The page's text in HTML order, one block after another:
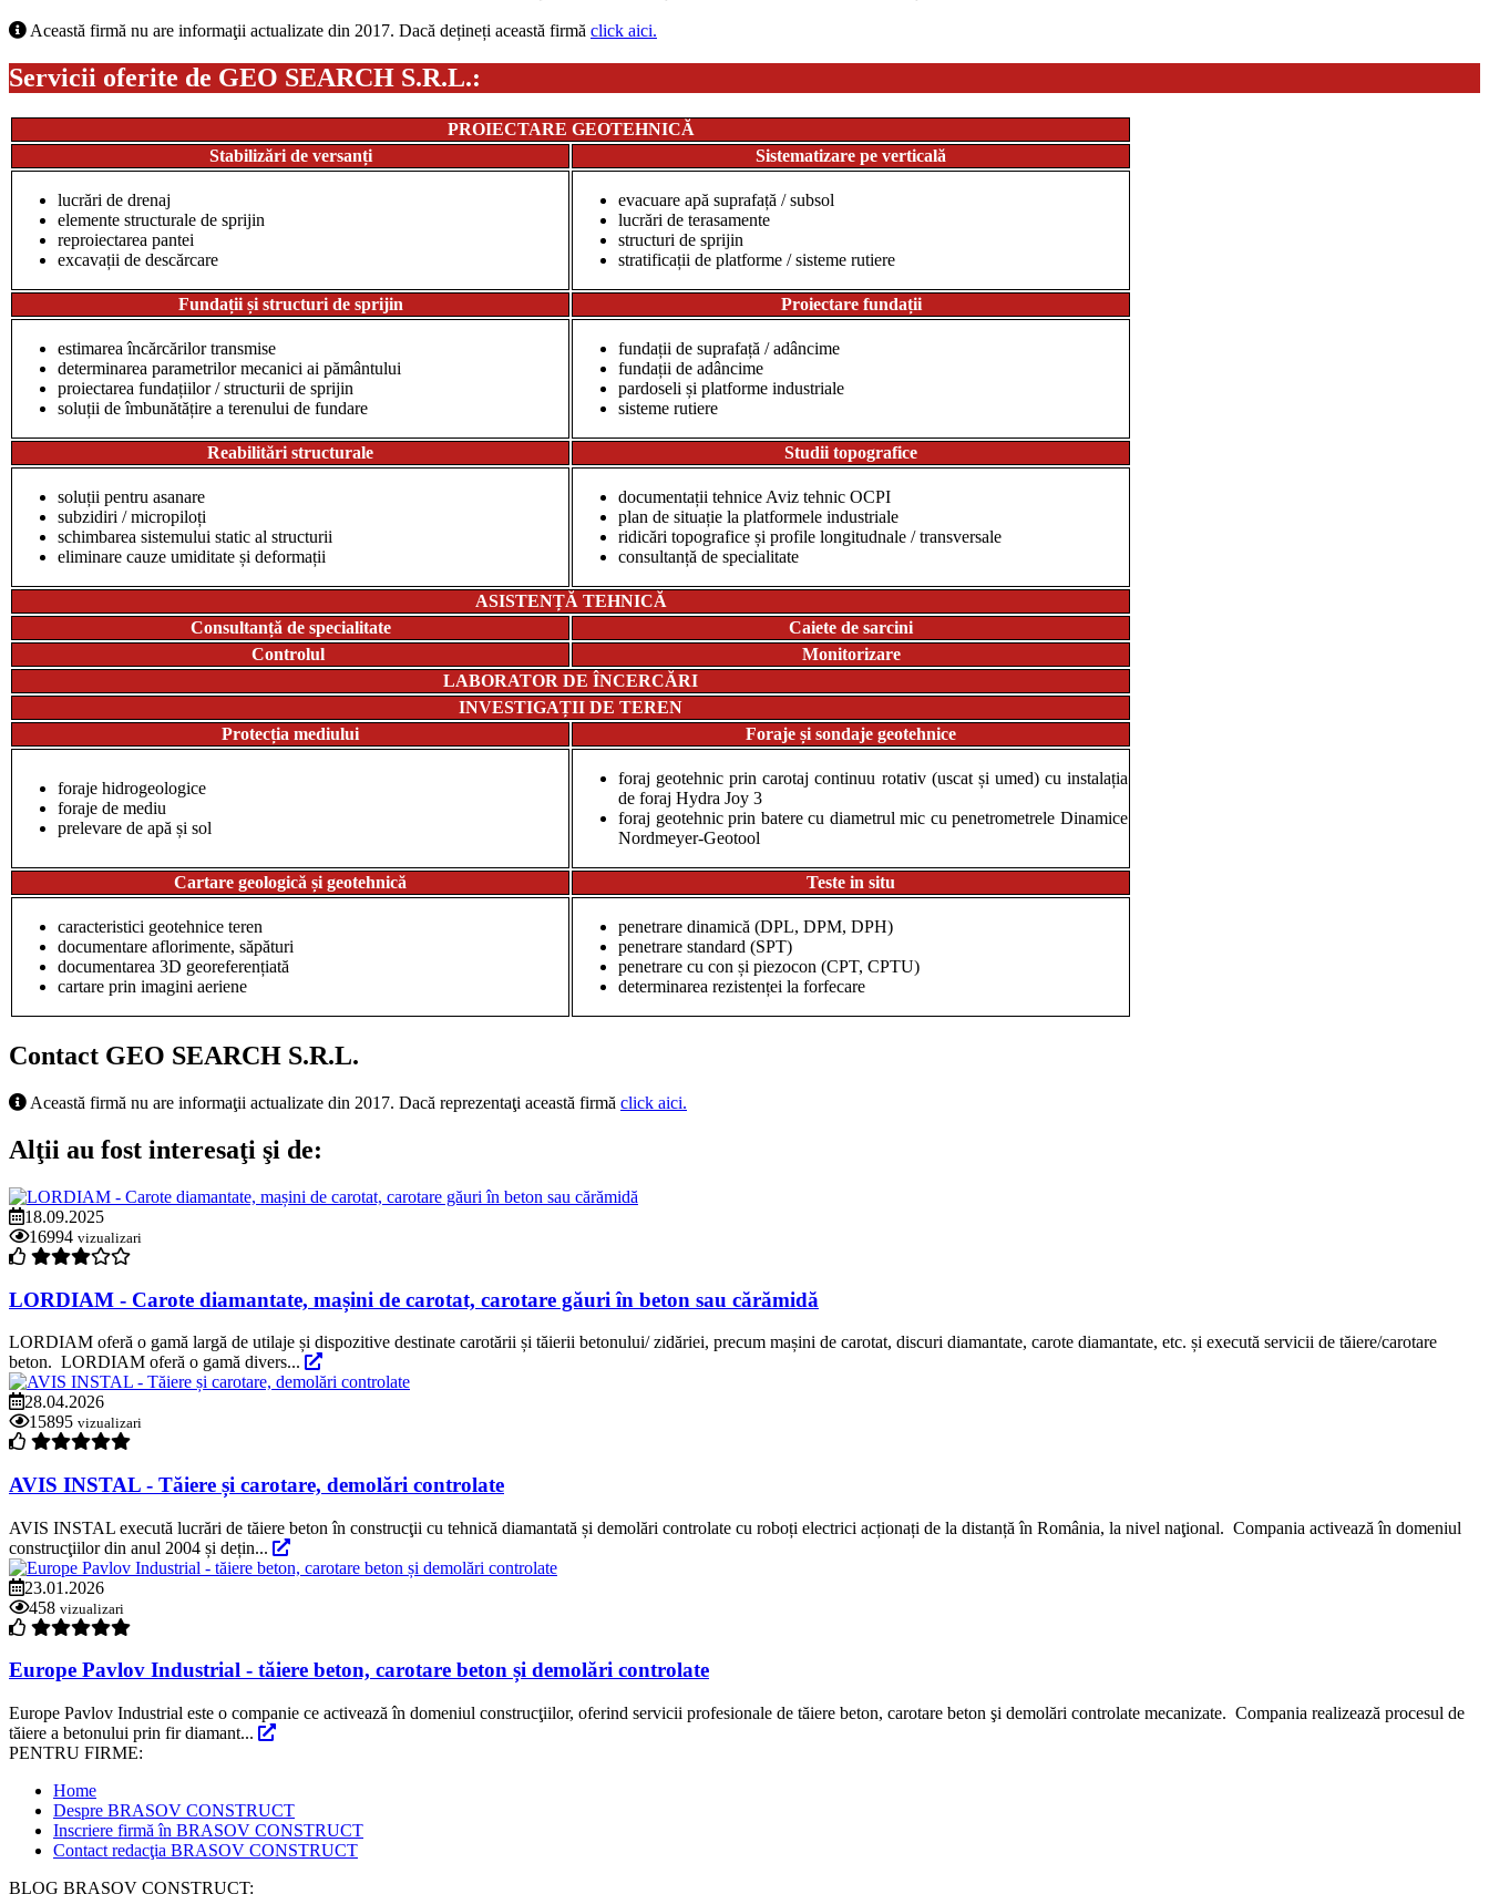
Această firmă nu are informaţii actualizate din 2017. Dacă dețineți această firmă click aici.
Servicii oferite de GEO SEARCH S.R.L.:
PROIECTARE GEOTEHNICĂ
Stabilizări de versanți
Sistematizare pe verticală
lucrări de drenaj
elemente structurale de sprijin
reproiectarea pantei
excavații de descărcare
evacuare apă suprafață / subsol
lucrări de terasamente
structuri de sprijin
stratificații de platforme / sisteme rutiere
Fundații și structuri de sprijin Proiectare fundații
estimarea încărcărilor transmise
determinarea parametrilor mecanici ai pământului
proiectarea fundațiilor / structurii de sprijin
soluții de îmbunătățire a terenului de fundare
fundații de suprafață / adâncime
fundații de adâncime
pardoseli și platforme industriale
sisteme rutiere
Reabilitări structurale Studii topografice
soluții pentru asanare
subzidiri / micropiloți
schimbarea sistemului static al structurii
eliminare cauze umiditate și deformații
documentații tehnice Aviz tehnic OCPI
plan de situație la platformele industriale
ridicări topografice și profile longitudnale / transversale
consultanță de specialitate
ASISTENȚĂ TEHNICĂ
Consultanță de specialitate
Caiete de sarcini
Controlul
Monitorizare
LABORATOR DE ÎNCERCĂRI
INVESTIGAȚII DE TEREN
Protecția mediului
Foraje și sondaje geotehnice
foraje hidrogeologice
foraje de mediu
prelevare de apă și sol
foraj geotehnic prin carotaj continuu rotativ (uscat și umed) cu instalația
de foraj Hydra Joy 3
foraj geotehnic prin batere cu diametrul mic cu penetrometrele Dinamice
Nordmeyer-Geotool
Cartare geologică și geotehnică Teste in situ
caracteristici geotehnice teren
documentare aflorimente, săpături
documentarea 3D georeferențiată
cartare prin imagini aeriene
penetrare dinamică (DPL, DPM, DPH)
penetrare standard (SPT)
penetrare cu con și piezocon (CPT, CPTU)
determinarea rezistenței la forfecare
Contact GEO SEARCH S.R.L.
Această firmă nu are informaţii actualizate din 2017. Dacă reprezentaţi această firmă click aici.
Alţii au fost interesaţi şi de:
18.09.2025
16994 vizualizari
LORDIAM - Carote diamantate, mașini de carotat, carotare găuri în beton sau cărămidă
LORDIAM oferă o gamă largă de utilaje și dispozitive destinate carotării și tăierii betonului/ zidăriei, precum mașini de carotat, discuri diamantate, carote diamantate, etc. și execută servicii de tăiere/carotare
beton. LORDIAM oferă o gamă divers...
28.04.2026
15895 vizualizari
AVIS INSTAL - Tăiere și carotare, demolări controlate
AVIS INSTAL execută lucrări de tăiere beton în construcţii cu tehnică diamantată și demolări controlate cu roboți electrici acționați de la distanță în România, la nivel naţional. Compania activează în domeniul
construcţiilor din anul 2004 și dețin...
23.01.2026
458 vizualizari
Europe Pavlov Industrial - tăiere beton, carotare beton și demolări controlate
Europe Pavlov Industrial este o companie ce activează în domeniul construcţiilor, oferind servicii profesionale de tăiere beton, carotare beton şi demolări controlate mecanizate. Compania realizează procesul de
tăiere a betonului prin fir diamant...
PENTRU FIRME:
Home
Despre BRASOV CONSTRUCT
Inscriere firmă în BRASOV CONSTRUCT
Contact redacţia BRASOV CONSTRUCT
BLOG BRASOV CONSTRUCT: